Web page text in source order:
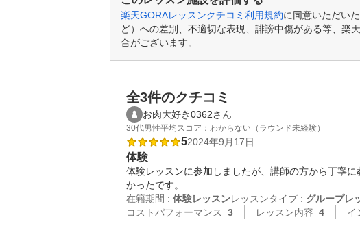
楽天GORAレッスンクチコミ利用規約に同意いただい
ど）への差別、不適切な表現、誹謗中傷がある等、楽
合がございます。
全3件のクチコミ
お肉大好き0362さん
30代男性平均スコア：わからない（ラウンド未経験）
52024年9月17日
体験
体験レッスンに参加しましたが、講師の方から丁寧
かったです。
在籍期間 : 体験レッスンレッスンタイプ : グループレ
コストパフォーマンス
3 レッスン内容 4 イ